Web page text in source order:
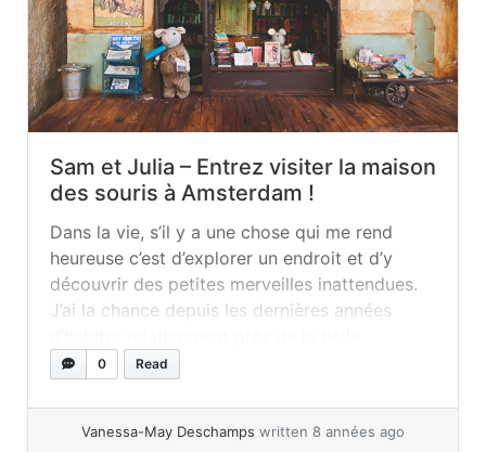
Sam et Julia – Entrez visiter la maison
des souris à Amsterdam !
Dans la vie, s’il y a une chose qui me rend
heureuse c’est d’explorer un endroit et d’y
découvrir des petites merveilles inattendues.
J’ai la chance depuis les dernières années
Amsterdam, une ville qui laisse rarement
C’est en flânant dans les rues... »read more
0 Read
Vanessa-May Deschamps written 8 années ago